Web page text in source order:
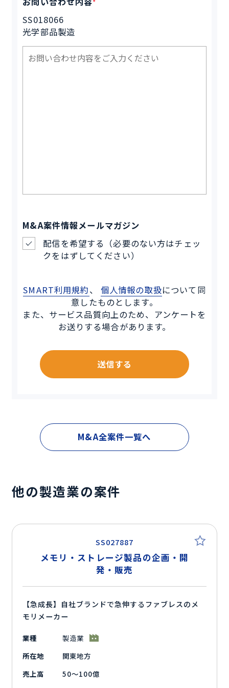
*
SS018066
光学部品製造
M&A案件情報メールマガジン
配信を希望する（必要のない方はチェッ
クをはずしてください）
SMART利用規約、 個人情報の取扱について同
意したものとします。
また、サービス品質向上のため、アンケートを
お送りする場合があります。
送信する
M&A全案件一覧へ
他の製造業の案件
SS027887
メモリ・ストレージ製品の企画・開
発・販売
【急成長】自社ブランドで急伸するファブレスのメ
モリメーカー
業種
製造業
所在地
関東地方
売上高
50～100億